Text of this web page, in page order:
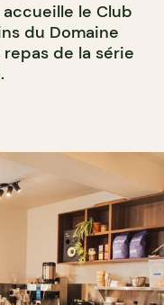
le Club
du Domaine
de la série